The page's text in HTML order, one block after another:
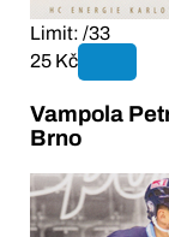
Limit: /33
25 Kč
Vampola
Brno